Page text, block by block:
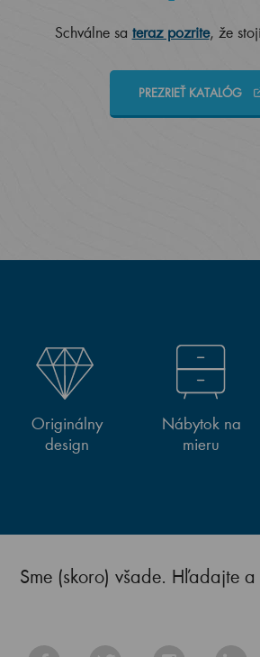
Schválne sa teraz pozrite, že
PREZRIEŤ KATALÓG
Originálny
design
Nábytok na
mieru
Sme (skoro) všade. Hľadajte